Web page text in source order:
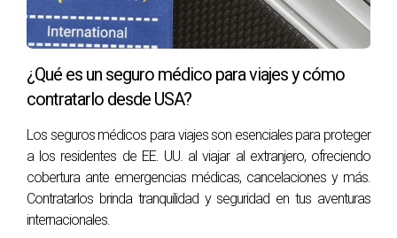
descubrió que tenía derecho a apelar el rechazo basado
en información incorrecta proporcionada por su médico.
Con el apoyo legal adecuado, Laura pudo corregir los
errores y finalmente obtuvo la póliza necesaria para cubrir
Conclusión
Ser rechazado por una aseguradora puede parecer un
callejón sin salida, pero recuerda que siempre hay
¿Qué es un seguro médico para viajes y cómo
contratarlo desde USA?
Los seguros médicos para viajes son esenciales para proteger
a los residentes de EE. UU. al viajar al extranjero, ofreciendo
cobertura ante emergencias médicas, cancelaciones y más.
Contratarlos brinda tranquilidad y seguridad en tus aventuras
internacionales.